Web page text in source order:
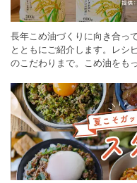
長年こめ油づくりに向き合っ
とともにご紹介します。レシ
のこだわりまで。こめ油をも